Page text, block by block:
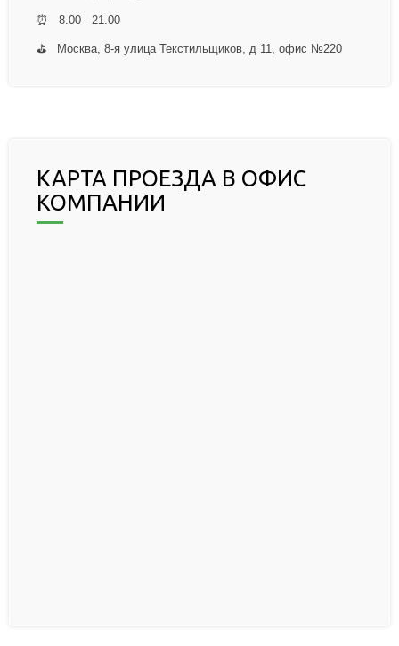
⏰ 8.00 - 21.00
⛳ Москва, 8-я улица Текстильщиков, д 11, офис №220
КАРТА ПРОЕЗДА В ОФИС
КОМПАНИИ